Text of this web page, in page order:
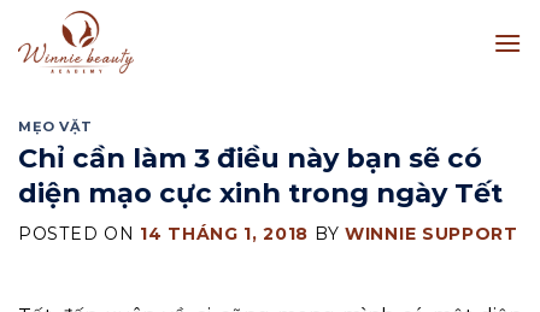
to
content
MẸO VẶT
Chỉ cần làm 3 điều này bạn sẽ có
diện mạo cực xinh trong ngày Tết
POSTED ON 14 THÁNG 1, 2018 BYWINNIE SUPPORT